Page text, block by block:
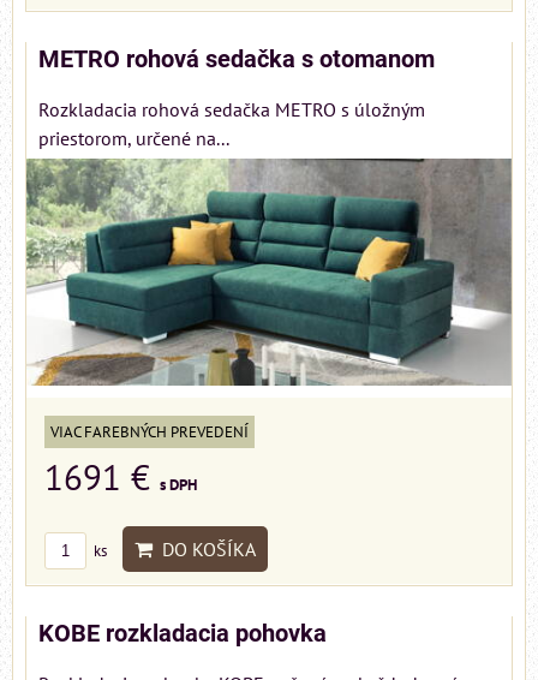
METRO rohová sedačka s otomanom
Rozkladacia rohová sedačka METRO s úložným
priestorom, určené na...
VIAC FAREBNÝCH PREVEDENÍ
1691 € s DPH
ks DO KOŠÍKA
KOBE rozkladacia pohovka